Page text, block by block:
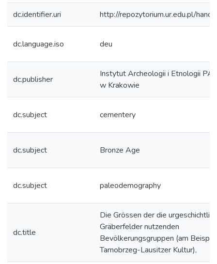
dc.identifier.uri http://repozytorium.ur.edu.pl/
dc.language.iso deu
dc.publisher
Instytut Archeologii i Etnologii
w Krakowie
dc.subject cementery
dc.subject Bronze Age
dc.subject paleodemography
dc.title
Die Grössen der die
Gräberfelder nutzenden
Bevölkerungsgruppen (am
Tarnobrzeg-Lausitzer Kultur),